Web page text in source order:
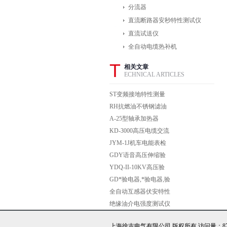
分流器
直流断路器安秒特性测试仪
直流试送仪
全自动电缆热补机
T 相关文章
ECHNICAL ARTICLES
ST变频接地特性测量
系统
RH抗燃油不锈钢滤油
机
A-25型轴承加热器
KD-3000高压电缆交流
耐压仪 高压电缆交流
耐压仪
JYM-1J机车电能表检
定装置
GDY语音高压伸缩验
电器 带风车式 防雨式
高压棒状声光验电器
YDQ-II-10KV高压验
电器生产厂家
GD*验电器,*验电器,验
电器价格
全自动互感器伏安特性
测试仪（具有SUTEB
绝缘油介电强度测试仪